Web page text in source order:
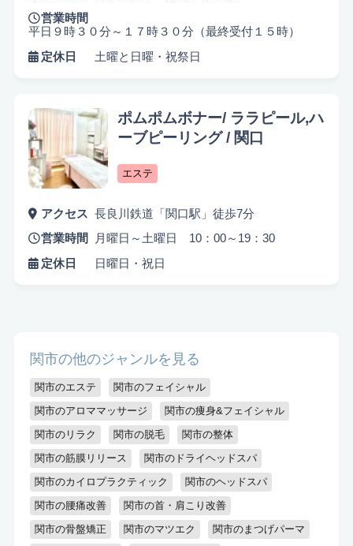
営業時間
平日９時３０分～１７時３０分（最終受付１５時）
定休日
土曜と日曜・祝祭日
ポムポムボナー/ ララピール,ハ
ーブピーリング / 関口
エステ
アクセス 長良川鉄道「関口駅」徒歩7分
営業時間
月曜日～土曜日 10：00～19：30
定休日
日曜日・祝日
関市の他のジャンルを見る
関市のエステ
関市のフェイシャル
関市のアロママッサージ
関市の痩身&フェイシャル
関市のリラク
関市の脱毛
関市の整体
関市の筋膜リリース
関市のドライヘッドスパ
関市のカイロプラクティック
関市のヘッドスパ
関市の腰痛改善
関市の首・肩こり改善
関市の骨盤矯正
関市のマツエク
関市のまつげパーマ